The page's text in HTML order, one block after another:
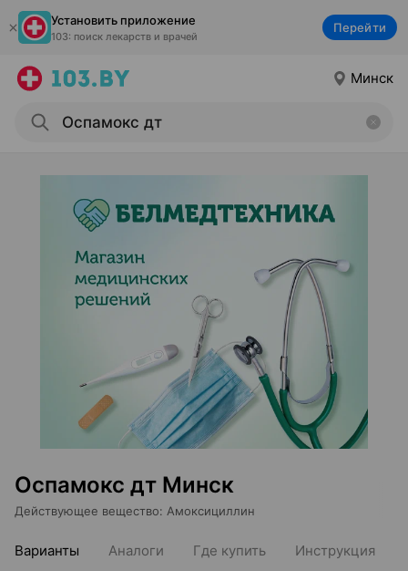
Установить приложение
103: поиск лекарств и врачей
Перейти
Минск
Оспамокс дт Минск
Действующее вещество: Амоксициллин
Варианты Аналоги Где купить Инструкция